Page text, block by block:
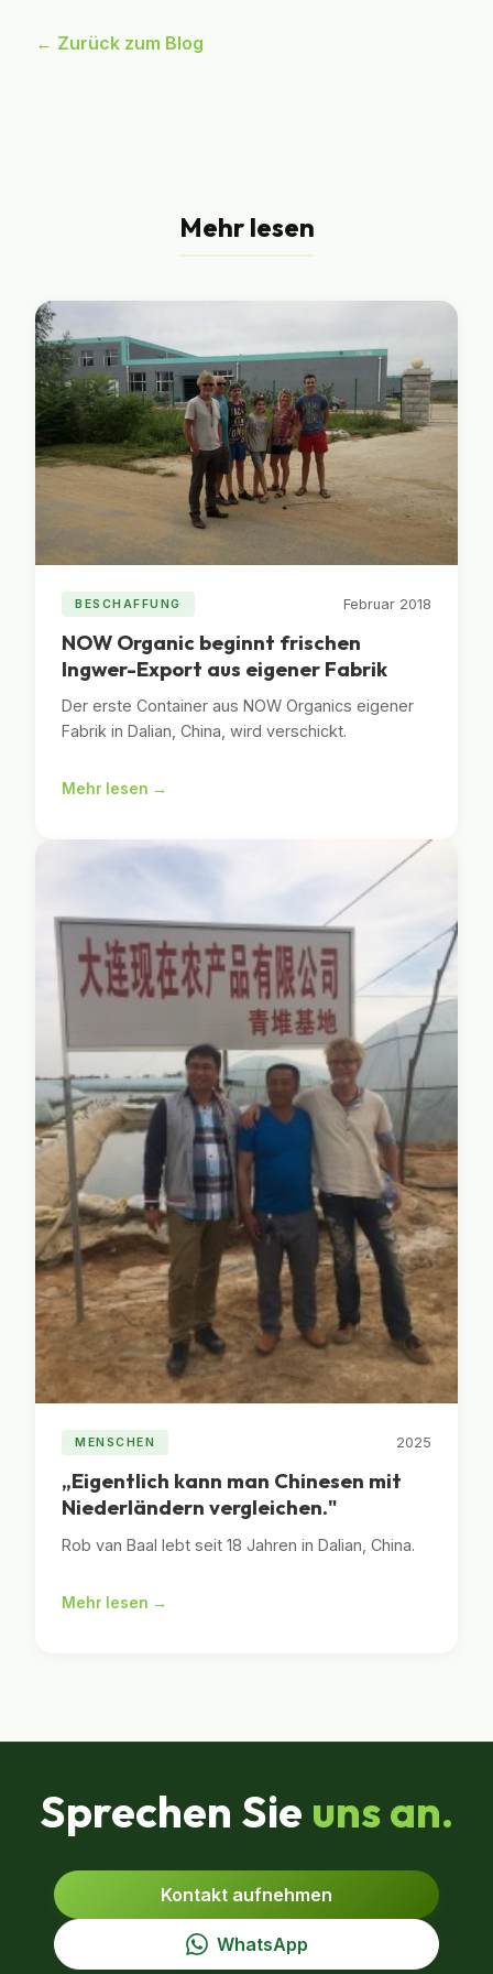
← Zurück zum Blog
Mehr lesen
BESCHAFFUNG Februar 2018
NOW Organic beginnt frischen
Ingwer-Export aus eigener Fabrik
Der erste Container aus NOW Organics eigener
Fabrik in Dalian, China, wird verschickt.
Mehr lesen →
MENSCHEN 2025
„Eigentlich kann man Chinesen mit
Niederländern vergleichen."
Rob van Baal lebt seit 18 Jahren in Dalian, China.
Mehr lesen →
Sprechen Sie uns an.
Kontakt aufnehmen
WhatsApp